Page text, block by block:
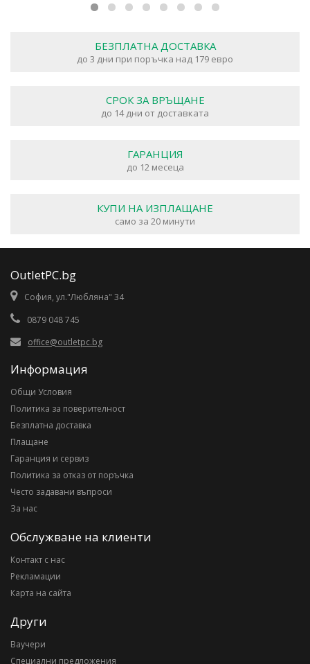
БЕЗПЛАТНА ДОСТАВКА
до 3 дни при поръчка над 179 евро
СРОК ЗА ВРЪЩАНЕ
до 14 дни от доставката
ГАРАНЦИЯ
до 12 месеца
КУПИ НА ИЗПЛАЩАНЕ
само за 20 минути
OutletPC.bg
София, ул."Любляна" 34
0879 048 745
office@outletpc.bg
Информация
Общи Условия
Политика за поверителност
Безплатна доставка
Плащане
Гаранция и сервиз
Политика за отказ от поръчка
Често задавани въпроси
За нас
Обслужване на клиенти
Контакт с нас
Рекламации
Карта на сайта
Други
Ваучери
Специални предложения